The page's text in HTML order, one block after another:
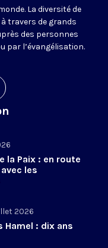
La diversité de
travers de grands
des personnes
par l’évangélisation.
la Paix : en route
les
2026
Hamel : dix ans